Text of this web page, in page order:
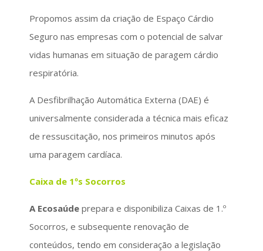
Propomos assim da criação de Espaço Cárdio
Seguro nas empresas com o potencial de salvar
vidas humanas em situação de paragem cárdio
respiratória.
A Desfibrilhação Automática Externa (DAE) é
universalmente considerada a técnica mais eficaz
de ressuscitação, nos primeiros minutos após
uma paragem cardíaca.
Caixa de 1ºs Socorros
A Ecosaúde prepara e disponibiliza Caixas de 1.º
Socorros, e subsequente renovação de
conteúdos, tendo em consideração a legislação